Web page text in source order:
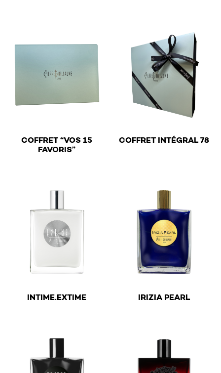
COFFRET “VOS 15
FAVORIS”
€ COFFRET INTÉGRAL 78
€
INTIME.EXTIME IRIZIA PEARL